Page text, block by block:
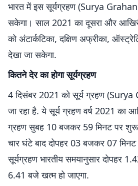
भारत में इस सूर्यग्रहण (Surya
सकेगा। साल 2021 का दूसरा और
को अंटार्कटिका, दक्षिण अफ्रीका,
देखा जा सकेगा.
कितने देर का होगा सूर्यग्रहण
4 दिसंबर 2021 को सूर्य ग्रहण
जा रहा है. ये सूर्य ग्रहण वर्ष 2021 का
ग्रहण सुबह 10 बजकर 59 मिनट पर शुरू
चार घंटे बाद दोपहर 03 बजकर 07 मिनट
सूर्यग्रहण भारतीय समयानुसार दोपहर
6.41 बजे खत्म हो जाएगा.